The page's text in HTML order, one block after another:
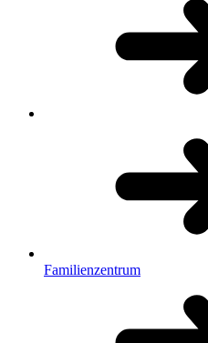
Familienzentrum